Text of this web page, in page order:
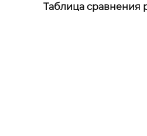
Таблица сравнения